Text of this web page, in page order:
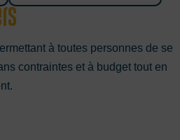
à toutes personnes de se
contraintes et à budget tout en